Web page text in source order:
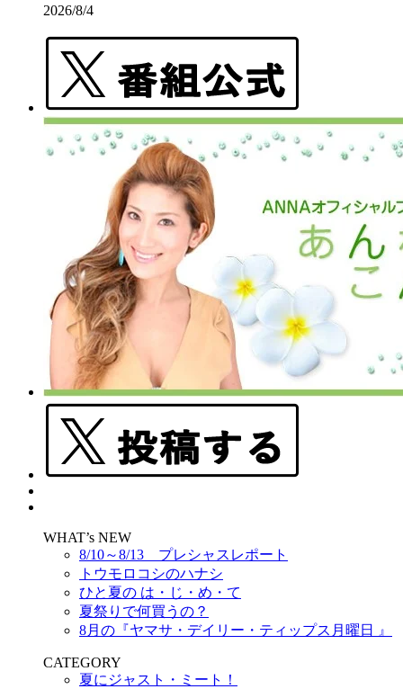
2026/8/4
WHAT’s NEW
8/10～8/13 プレシャスレポート
トウモロコシのハナシ
ひと夏の は・じ・め・て
夏祭りで何買うの？
8月の『ヤマサ・デイリー・ティップス月曜日 』
CATEGORY
夏にジャスト・ミート！